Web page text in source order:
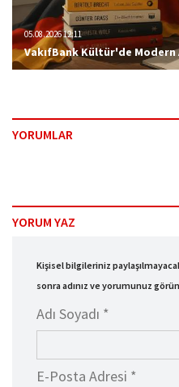
05.08.2026 12:11
VakıfBank Kültür'de Modern
YORUMLAR
YORUM YAZ
Kişisel bilgileriniz
sonra adınız ve yorumunuz
Adı Soyadı *
E-Posta Adresi *